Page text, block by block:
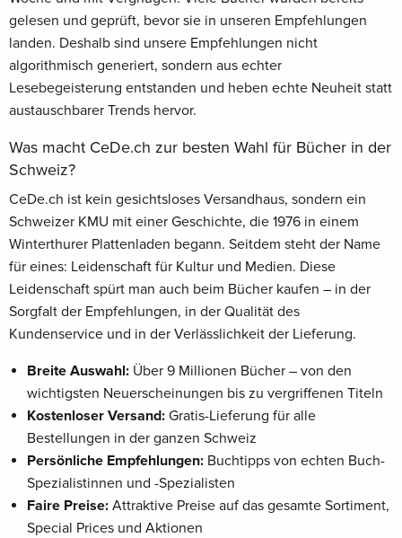
gelesen und geprüft, bevor sie in unseren Empfehlungen
landen. Deshalb sind unsere Empfehlungen nicht
algorithmisch generiert, sondern aus echter
Lesebegeisterung entstanden und heben echte Neuheit statt
austauschbarer Trends hervor.
Was macht CeDe.ch zur besten Wahl für Bücher in der
Schweiz?
CeDe.ch ist kein gesichtsloses Versandhaus, sondern ein
Schweizer KMU mit einer Geschichte, die 1976 in einem
Winterthurer Plattenladen begann. Seitdem steht der Name
für eines: Leidenschaft für Kultur und Medien. Diese
Leidenschaft spürt man auch beim Bücher kaufen – in der
Sorgfalt der Empfehlungen, in der Qualität des
Kundenservice und in der Verlässlichkeit der Lieferung.
Breite Auswahl: Über 9 Millionen Bücher – von den
wichtigsten Neuerscheinungen bis zu vergriffenen Titeln
Kostenloser Versand: Gratis-Lieferung für alle
Bestellungen in der ganzen Schweiz
Persönliche Empfehlungen: Buchtipps von echten Buch-
Spezialistinnen und -Spezialisten
Faire Preise: Attraktive Preise auf das gesamte Sortiment,
Special Prices und Aktionen